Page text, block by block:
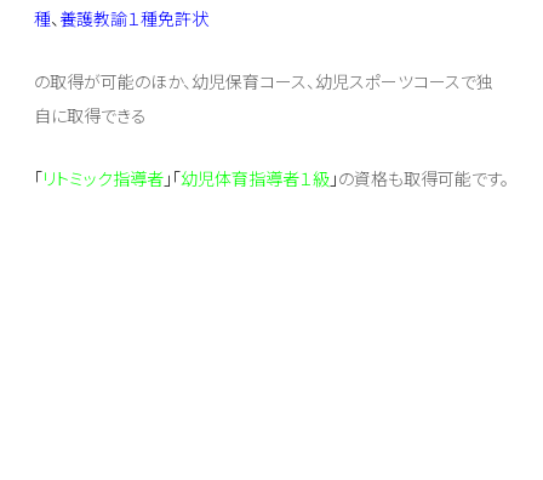
種、養護教諭１種免許状
の取得が可能のほか、幼児保育コース、幼児スポーツコースで独
自に取得できる
「リトミック指導者 」「幼児体育指導者１級 」の資格も取得可能です。